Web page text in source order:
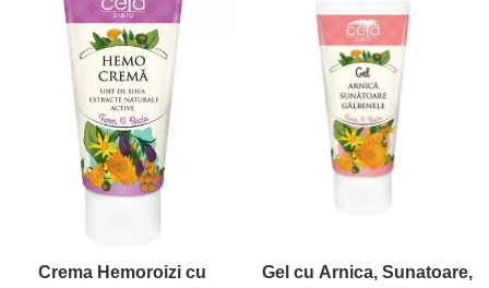
Crema Hemoroizi cu
Gel cu Arnica, Sunatoare,